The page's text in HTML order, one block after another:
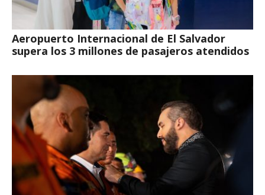
Aeropuerto Internacional de El Salvador
supera los 3 millones de pasajeros atendidos